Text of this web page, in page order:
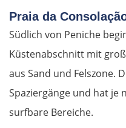
Praia da
Südlich von Peniche
Küstenabschnitt mit
aus Sand und Felszone.
Spaziergänge und hat je
surfbare Bereiche.
Budapest
Tiszafüred